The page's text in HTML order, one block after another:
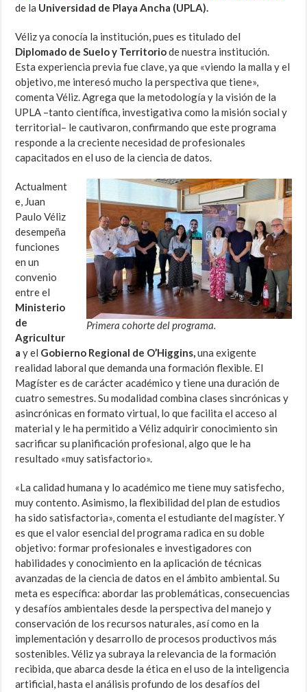
de la Universidad de Playa Ancha (UPLA).
Véliz ya conocía la institución, pues es titulado del
Diplomado de Suelo y Territoriode nuestra institución.
Esta experiencia previa fue clave, ya que «viendo la malla y el
objetivo, me interesó mucho la perspectiva que tiene»,
comenta Véliz. Agrega que la metodología y la visión de la
UPLA –tanto científica, investigativa como la misión social y
territorial– le cautivaron, confirmando que este programa
responde a la creciente necesidad de profesionales
capacitados en el uso de la ciencia de datos.
Primera cohorte del programa.
Actualment
e, Juan
Paulo Véliz
desempeña
funciones
en un
convenio
entre el
Ministerio
de
Agricultur
a y el Gobierno Regional de O’Higgins,una exigente
realidad laboral que demanda una formación flexible. El
Magíster es de carácter académico y tiene una duración de
cuatro semestres. Su modalidad combina clases sincrónicas y
asincrónicas en formato virtual, lo que facilita el acceso al
material y le ha permitido a Véliz adquirir conocimiento sin
sacrificar su planificación profesional, algo que le ha
resultado «muy satisfactorio».
«La calidad humana y lo académico me tiene muy satisfecho,
muy contento. Asimismo, la flexibilidad del plan de estudios
ha sido satisfactoria», comenta el estudiante del magíster. Y
es que el valor esencial del programa radica en su doble
objetivo: formar profesionales e investigadores con
habilidades y conocimiento en la aplicación de técnicas
avanzadas de la ciencia de datos en el ámbito ambiental. Su
meta es específica: abordar las problemáticas, consecuencias
y desafíos ambientales desde la perspectiva del manejo y
conservación de los recursos naturales, así como en la
implementación y desarrollo de procesos productivos más
sostenibles. Véliz ya subraya la relevancia de la formación
recibida, que abarca desde la ética en el uso de la inteligencia
artificial, hasta el análisis profundo de los desafíos del